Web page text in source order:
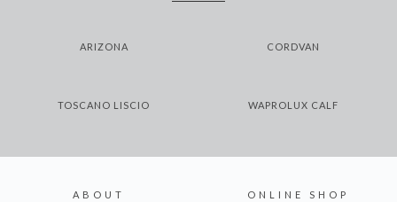
ARIZONA CORDVAN
TOSCANO LISCIO WAPROLUX CALF
ABOUT ONLINE SHOP